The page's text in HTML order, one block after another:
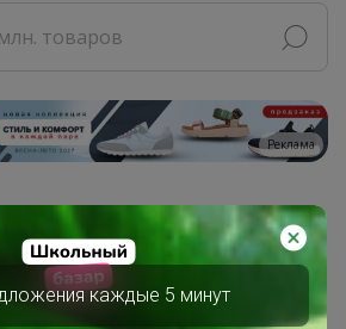
Реклама
каждые 5 минут